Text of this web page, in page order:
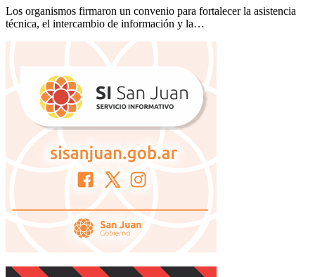
Los organismos firmaron un convenio para fortalecer la asistencia
técnica, el intercambio de información y la…